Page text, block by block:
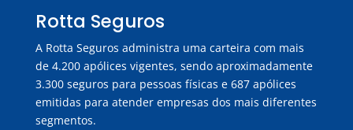
Rotta Seguros
A Rotta Seguros administra uma carteira com mais
de 4.200 apólices vigentes, sendo aproximadamente
3.300 seguros para pessoas físicas e 687 apólices
emitidas para atender empresas dos mais diferentes
segmentos.